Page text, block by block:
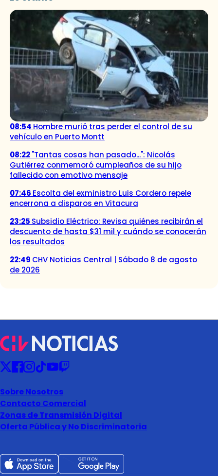
08:54 Hombre murió tras perder el control de su
vehículo en Puerto Montt
08:22"Tantas cosas han pasado...": Nicolás
Gutiérrez conmemoró cumpleaños de su hijo
fallecido con emotivo mensaje
07:46 Escolta del exministro Luis Cordero repele
encerrona a disparos en Vitacura
23:25 Subsidio Eléctrico: Revisa quiénes recibirán el
descuento de hasta $31 mil y cuándo se conocerán
los resultados
22:49 CHV Noticias Central | Sábado 8 de agosto
de 2026
Sobre Nosotros
Contacto Comercial
Zonas de Transmisión Digital
Oferta Pública y No Discriminatoria